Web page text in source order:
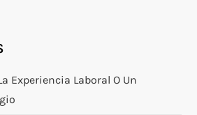
Experiencia Laboral O Un